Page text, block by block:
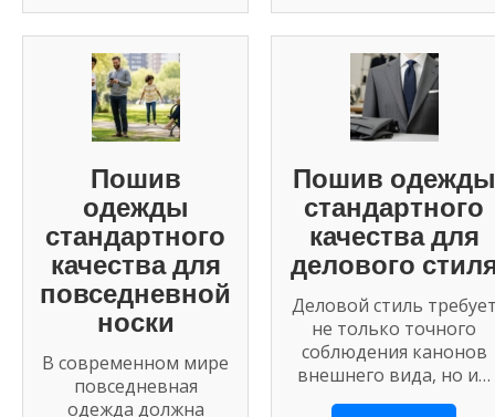
Пошив
одежды
стандартного
качества для
повседневной
носки
В современном мире
повседневная
одежда должна
Пошив одежды
стандартного
качества для
делового
Деловой стиль
не только точного
соблюдения канонов
внешнего вида, но и…